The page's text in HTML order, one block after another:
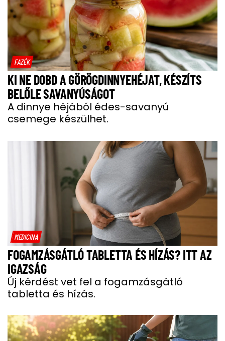
FAZÉK
KI NE DOBD A GÖRÖGDINNYEHÉJAT, KÉSZÍTS
BELŐLE SAVANYÚSÁGOT
A dinnye héjából édes-savanyú
csemege készülhet.
MEDICINA
FOGAMZÁSGÁTLÓ TABLETTA ÉS HÍZÁS? ITT AZ
IGAZSÁG
Új kérdést vet fel a fogamzásgátló
tabletta és hízás.